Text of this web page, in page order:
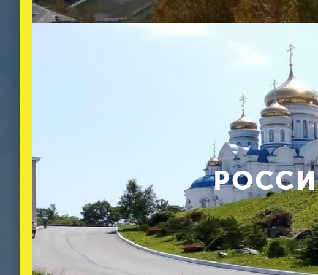
Одни из самых заметных зданий в
любительский драматический театр
Для отдыха на природе горожане
«дикие» пляжи в окрестностях
(Рица), отделенное от залива Петра
озера устраивают пикники, ночуют в